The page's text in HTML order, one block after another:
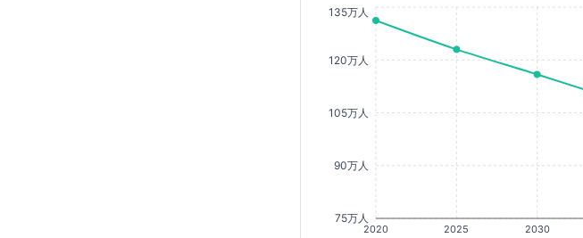
2020 2025 2030
75万人
90万人
105万人
120万人
135万人